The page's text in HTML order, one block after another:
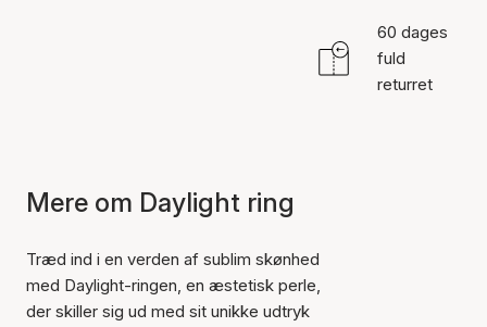
60 dages
fuld
returret
Mere om Daylight ring
Træd ind i en verden af sublim skønhed
med Daylight-ringen, en æstetisk perle,
der skiller sig ud med sit unikke udtryk